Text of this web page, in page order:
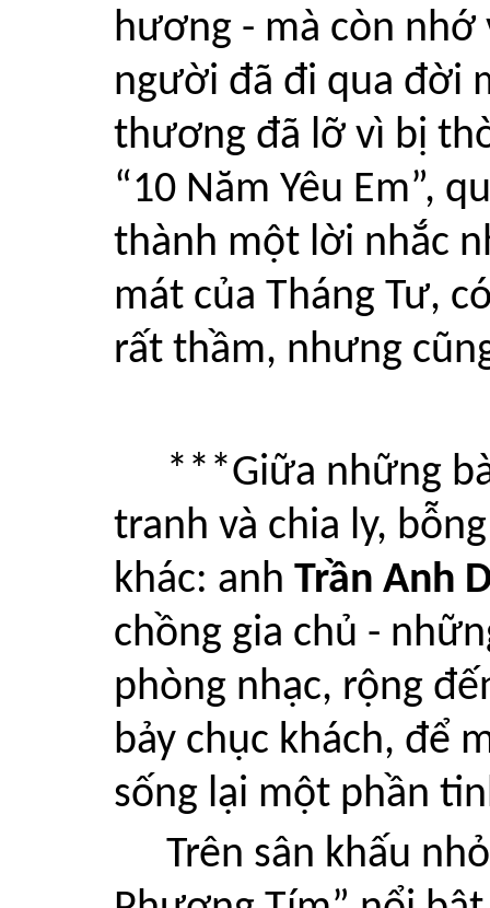
hương - mà còn
người đã đi qua đời
thương đã lỡ vì bị
“10 Năm Yêu Em”,
thành một lời nhắc
mát của Tháng Tư,
rất thầm, nhưng
***Giữa những
tranh và chia ly,
khác: anh Trần Anh
chồng gia chủ -
phòng nhạc, rộng
bảy chục khách, để
sống lại một phần
Trên sân khấu